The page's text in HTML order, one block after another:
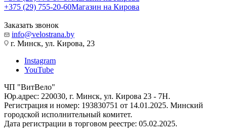
+375 (29) 755-20-60Магазин на Кирова
Заказать звонок
info@velostrana.by
г. Минск, ул. Кирова, 23
Instagram
YouTube
ЧП "ВитВело"
Юр.адрес: 220030, г. Минск, ул. Кирова 23 - 7Н.
Регистрация и номер: 193830751 от 14.01.2025. Минский
городской исполнительный комитет.
Дата регистрации в торговом реестре: 05.02.2025.